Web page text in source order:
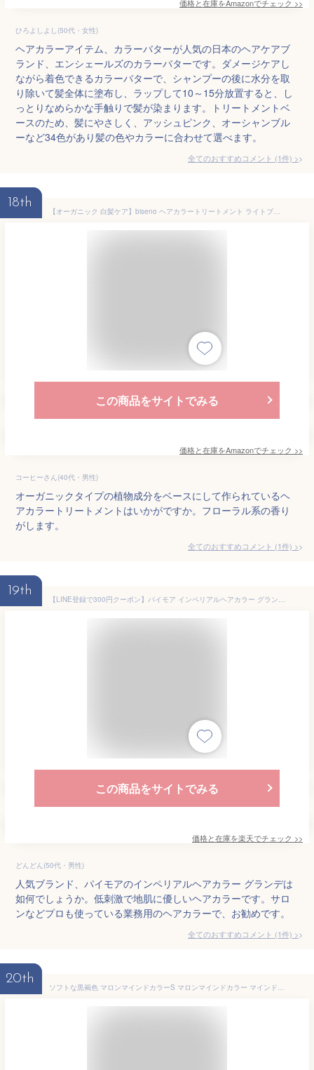
価格と在庫をAmazonでチェック >>
ひろよしよし(50代・女性)
ヘアカラーアイテム、カラーバターが人気の日本のヘアケアブ
ランド、エンシェールズのカラーバターです。ダメージケアし
ながら着色できるカラーバターで、シャンプーの後に水分を取
り除いて髪全体に塗布し、ラップして10～15分放置すると、し
っとりなめらかな手触りで髪が染まります。トリートメントベ
ースのため、髪にやさしく、アッシュピンク、オーシャンブル
ーなど34色があり髪の色やカラーに合わせて選べます。
全てのおすすめコメント (1件) >
18th
【オーガニック 白髪ケア】biseno ヘアカラートリートメント ライトブラウン 150g(約1か月分) ジアミンフリー レディース メンズ フローラルの香り 植物由来
この商品をサイトでみる
価格と在庫をAmazonでチェック >>
コーヒーさん(40代・男性)
オーガニックタイプの植物成分をベースにして作られているヘ
アカラートリートメントはいかがですか。フローラル系の香り
がします。
全てのおすすめコメント (1件) >
19th
【LINE登録で300円クーポン】パイモア インペリアルヘアカラー グランデ 1剤 ナチュラル系 100g|paimore πmore nb-03 nb-04 nb-05 nb-06 nb-07 nb-08 nb-09 カラー剤 業務用 低刺激 プロ用 ヘアカラー パイモア カラー剤 カラー 美容院専売
この商品をサイトでみる
価格と在庫を楽天でチェック >>
どんどん(50代・男性)
人気ブランド、パイモアのインペリアルヘアカラー グランデは
如何でしょうか。低刺激で地肌に優しいヘアカラーです。サロ
ンなどプロも使っている業務用のヘアカラーで、お勧めです。
全てのおすすめコメント (1件) >
20th
ソフトな黒褐色 マロンマインドカラーS マロンマインドカラー マインドカラーS 3組入 業務用 白髪染め ヘアカラークリーム 肌にやさしい ジミアン無し 低刺激 天然植物性染料配合 非酸化染毛剤 【レビュー投稿で300円offクーポン配布】